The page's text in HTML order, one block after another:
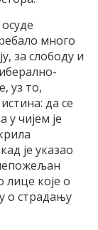
много
за слободу и
уз то,
да се
у чијем је
је указао
лице које о
о страдању